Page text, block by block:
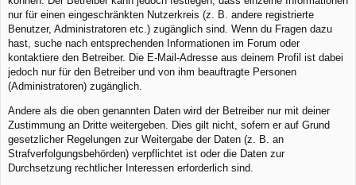
nur für einen eingeschränkten Nutzerkreis (z. B. andere registrierte
Benutzer, Administratoren etc.) zugänglich sind. Wenn du Fragen dazu
hast, suche nach entsprechenden Informationen im Forum oder
kontaktiere den Betreiber. Die E-Mail-Adresse aus deinem Profil ist dabei
jedoch nur für den Betreiber und von ihm beauftragte Personen
(Administratoren) zugänglich.
Andere als die oben genannten Daten wird der Betreiber nur mit deiner
Zustimmung an Dritte weitergeben. Dies gilt nicht, sofern er auf Grund
gesetzlicher Regelungen zur Weitergabe der Daten (z. B. an
Strafverfolgungsbehörden) verpflichtet ist oder die Daten zur
Durchsetzung rechtlicher Interessen erforderlich sind.